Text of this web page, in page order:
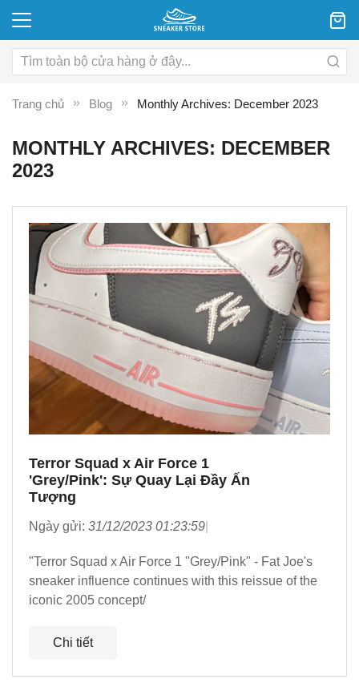
Trang chủ Blog Monthly Archives: December 2023
MONTHLY ARCHIVES: DECEMBER
2023
Terror Squad x Air Force 1
'Grey/Pink': Sự Quay Lại Đầy Ấn
Tượng
Ngày gửi: 31/12/2023 01:23:59
"Terror Squad x Air Force 1 "Grey/Pink" - Fat Joe's
sneaker influence continues with this reissue of the
iconic 2005 concept/
Chi tiết